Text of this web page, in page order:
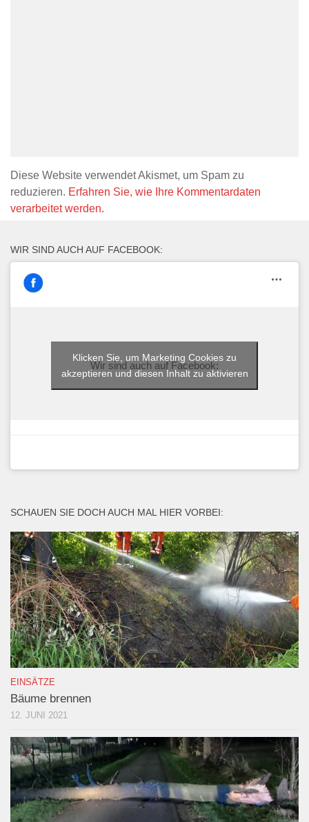
Diese Website verwendet Akismet, um Spam zu
reduzieren. Erfahren Sie, wie Ihre Kommentardaten
verarbeitet werden.
WIR SIND AUCH AUF FACEBOOK:
Wir sind auch auf Facebook:
Klicken Sie, um Marketing Cookies zu
akzeptieren und diesen Inhalt zu aktivieren
SCHAUEN SIE DOCH AUCH MAL HIER VORBEI:
EINSÄTZE
Bäume brennen
12. JUNI 2021